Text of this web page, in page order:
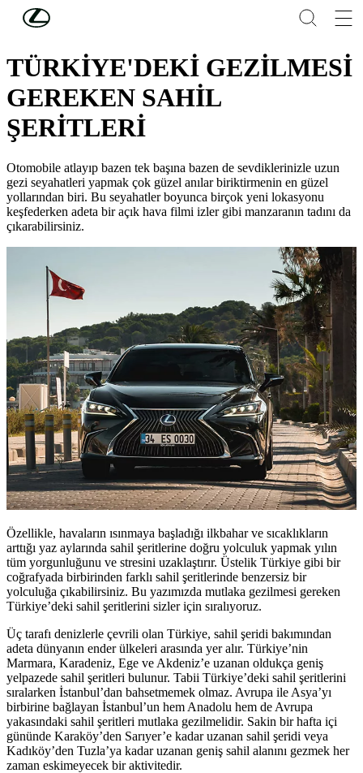
Skip to Main Content
LEXUS'U KEŞFEDİN
TÜRKİYE'DEKİ GEZİLMESİ
GEREKEN SAHİL
ŞERİTLERİ
Otomobile atlayıp bazen tek başına bazen de sevdiklerinizle uzun
gezi seyahatleri yapmak çok güzel anılar biriktirmenin en güzel
yollarından biri. Bu seyahatler boyunca birçok yeni lokasyonu
keşfederken adeta bir açık hava filmi izler gibi manzaranın tadını da
çıkarabilirsiniz.
Özellikle, havaların ısınmaya başladığı ilkbahar ve sıcaklıkların
arttığı yaz aylarında sahil şeritlerine doğru yolculuk yapmak yılın
tüm yorgunluğunu ve stresini uzaklaştırır. Üstelik Türkiye gibi bir
coğrafyada birbirinden farklı sahil şeritlerinde benzersiz bir
yolculuğa çıkabilirsiniz. Bu yazımızda mutlaka gezilmesi gereken
Türkiye’deki sahil şeritlerini sizler için sıralıyoruz.
Üç tarafı denizlerle çevrili olan Türkiye, sahil şeridi bakımından
adeta dünyanın ender ülkeleri arasında yer alır. Türkiye’nin
Marmara, Karadeniz, Ege ve Akdeniz’e uzanan oldukça geniş
yelpazede sahil şeritleri bulunur. Tabii Türkiye’deki sahil şeritlerini
sıralarken İstanbul’dan bahsetmemek olmaz. Avrupa ile Asya’yı
birbirine bağlayan İstanbul’un hem Anadolu hem de Avrupa
yakasındaki sahil şeritleri mutlaka gezilmelidir. Sakin bir hafta içi
gününde Karaköy’den Sarıyer’e kadar uzanan sahil şeridi veya
Kadıköy’den Tuzla’ya kadar uzanan geniş sahil alanını gezmek her
zaman eskimeyecek bir aktivitedir.